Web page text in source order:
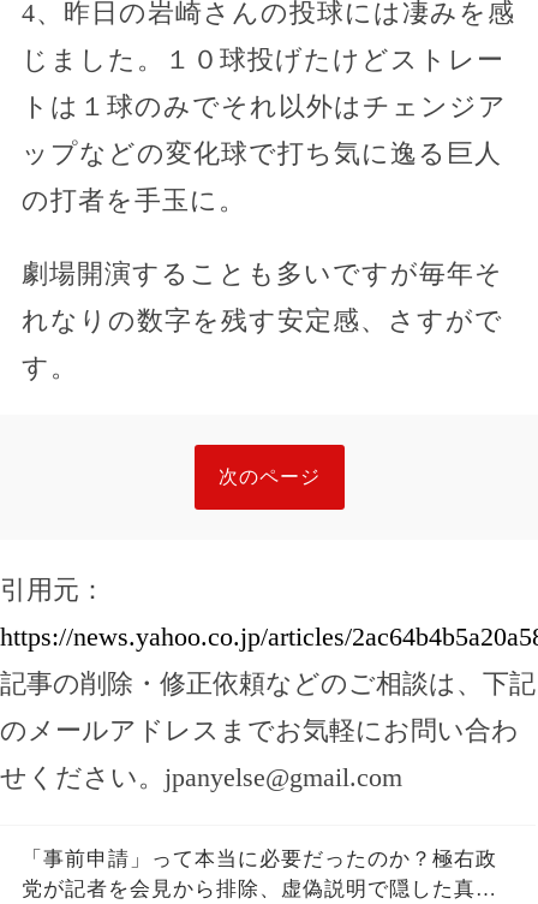
4、昨日の岩崎さんの投球には凄みを感
じました。１０球投げたけどストレー
トは１球のみでそれ以外はチェンジア
ップなどの変化球で打ち気に逸る巨人
の打者を手玉に。
劇場開演することも多いですが毎年そ
れなりの数字を残す安定感、さすがで
す。
次のページ
引用元：
https://news.yahoo.co.jp/articles/
記事の削除・修正依頼などのご相談は、下記
のメールアドレスまでお気軽にお問い合わ
せください。 jpanyelse@gmail.com
「事前申請」って本当に必要だったのか？極右政
党が記者を会見から排除、虚偽説明で隠した真実